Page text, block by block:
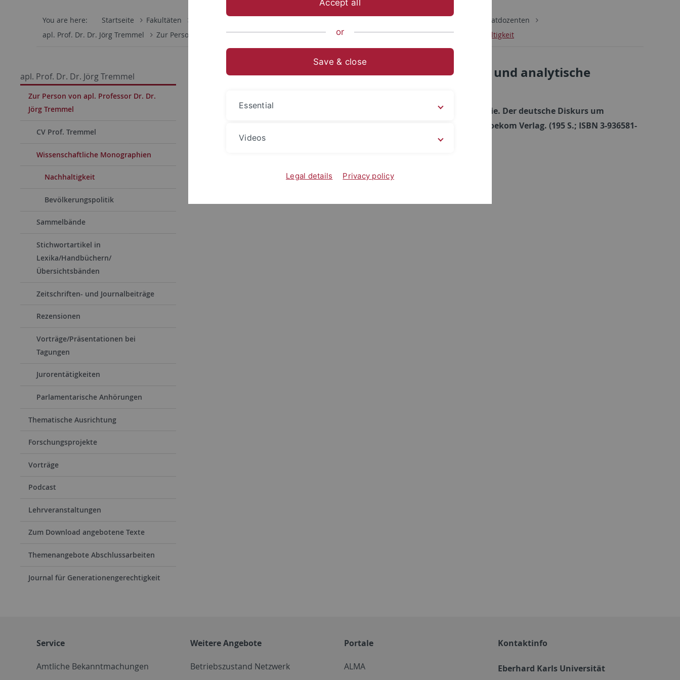
You are here: Startseite Fakultäten
Weitere Professuren und Privatdozenten
apl. Prof. Dr. Dr. Jörg Tremmel
Zur Person von apl. Professor Dr. Dr. Jörg Tremmel Wissenschaftliche Monographien Nachhaltigkeit
apl. Prof. Dr. Dr. Jörg Tremmel
Zur Person von apl. Professor Dr. Dr.
Jörg Tremmel
CV Prof. Tremmel
Wissenschaftliche Monographien
Nachhaltigkeit
Bevölkerungspolitik
Sammelbände
Stichwortartikel in
Lexika/Handbüchern/
Übersichtsbänden
Zeitschriften- und Journalbeiträge
Rezensionen
Vorträge/Präsentationen bei
Tagungen
Jurorentätigkeiten
Parlamentarische Anhörungen
Thematische Ausrichtung
Forschungsprojekte
Vorträge
Podcast
Lehrveranstaltungen
Zum Download angebotene Texte
Themenangebote Abschlussarbeiten
Journal für Generationengerechtigkeit
Tremmel, Jörg (2003): Nachhaltigkeit als politische und analytische
Tremmel, Jörg (2003): Nachhaltigkeit als politische und analytische Kategorie. Der deutsche Dis­kurs um
nachhaltige Entwicklung im Spiegel der Interessen der Akteure. München: oekom Verlag. (195 S.; ISBN 3-936581-
Service
Amtliche Bekanntmachungen
Weitere Angebote
Betriebszustand Netzwerk
Portale
ALMA
Kontaktinfo
Eberhard Karls Universität
Accept all
or
Save & close
Essential
Videos
Legal details Privacy policy